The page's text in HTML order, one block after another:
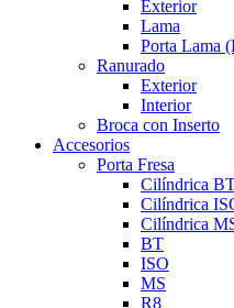
Exterior
Lama
Porta Lama
Ranurado
Exterior
Interior
Broca con Inserto
Accesorios
Porta Fresa
Cilíndrica
Cilíndrica
Cilíndrica
BT
ISO
MS
R8